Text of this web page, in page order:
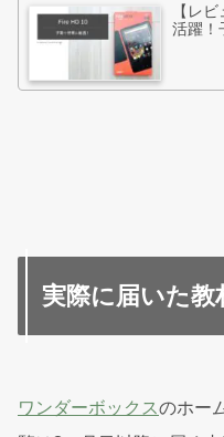
【レ
活躍！
実際に届いた教
ワンダーボックスのホー